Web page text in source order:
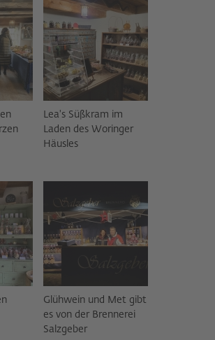
Lea's Süßkram im
Laden des Woringer
Häusles
Glühwein und Met gibt
es von der Brennerei
Salzgeber